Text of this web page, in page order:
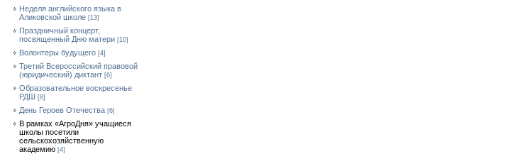
Неделя английского языка в
Аликовской школе [13]
Праздничный концерт,
посвященный Дню матери [10]
Волонтеры будущего [4]
Третий Всероссийский правовой
(юридический) диктант [6]
Образовательное воскресенье
РДШ [8]
День Героев Отечества [6]
В рамках «АгроДня» учащиеся
школы посетили
сельскохозяйственную
академию [4]